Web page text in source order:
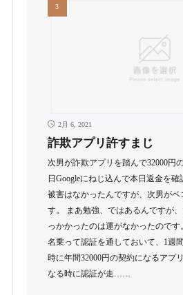
2月 6, 2021
詐欺アプリ許すまじ
次男が詐欺アプリを踏んで32000円
日Googleにねじ込んで本日返金を
被害はなかったんですが、次男がベ
す。 まあ勉強、ではあるんですが、
っかかったのは運がなかったのです
名乗って認証を通しておいて、1週
時に年間32000円の契約になるアプ
なる時に認証が走……